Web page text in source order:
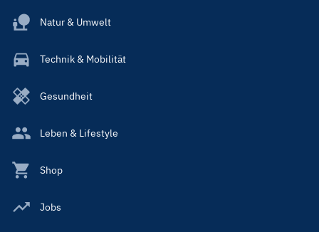
Natur & Umwelt
Technik & Mobilität
Gesundheit
Leben & Lifestyle
Shop
Jobs